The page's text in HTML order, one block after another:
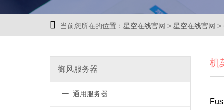
 当前您所在的位置： 星空在线官网 > 星空在线官网 >
御风服务器
－ 通用服务器
机